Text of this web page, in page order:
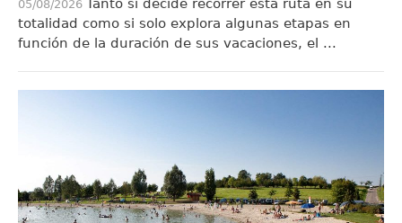
05/08/2026 Tanto si decide recorrer esta ruta en su
totalidad como si solo explora algunas etapas en
función de la duración de sus vacaciones, el ...